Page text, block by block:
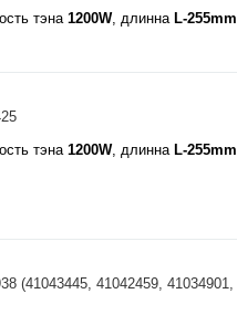
тэна 1200W, длиннаL-255mm
тэна 1200W, длиннаL-255mm
(41043445, 41042459, 41034901,